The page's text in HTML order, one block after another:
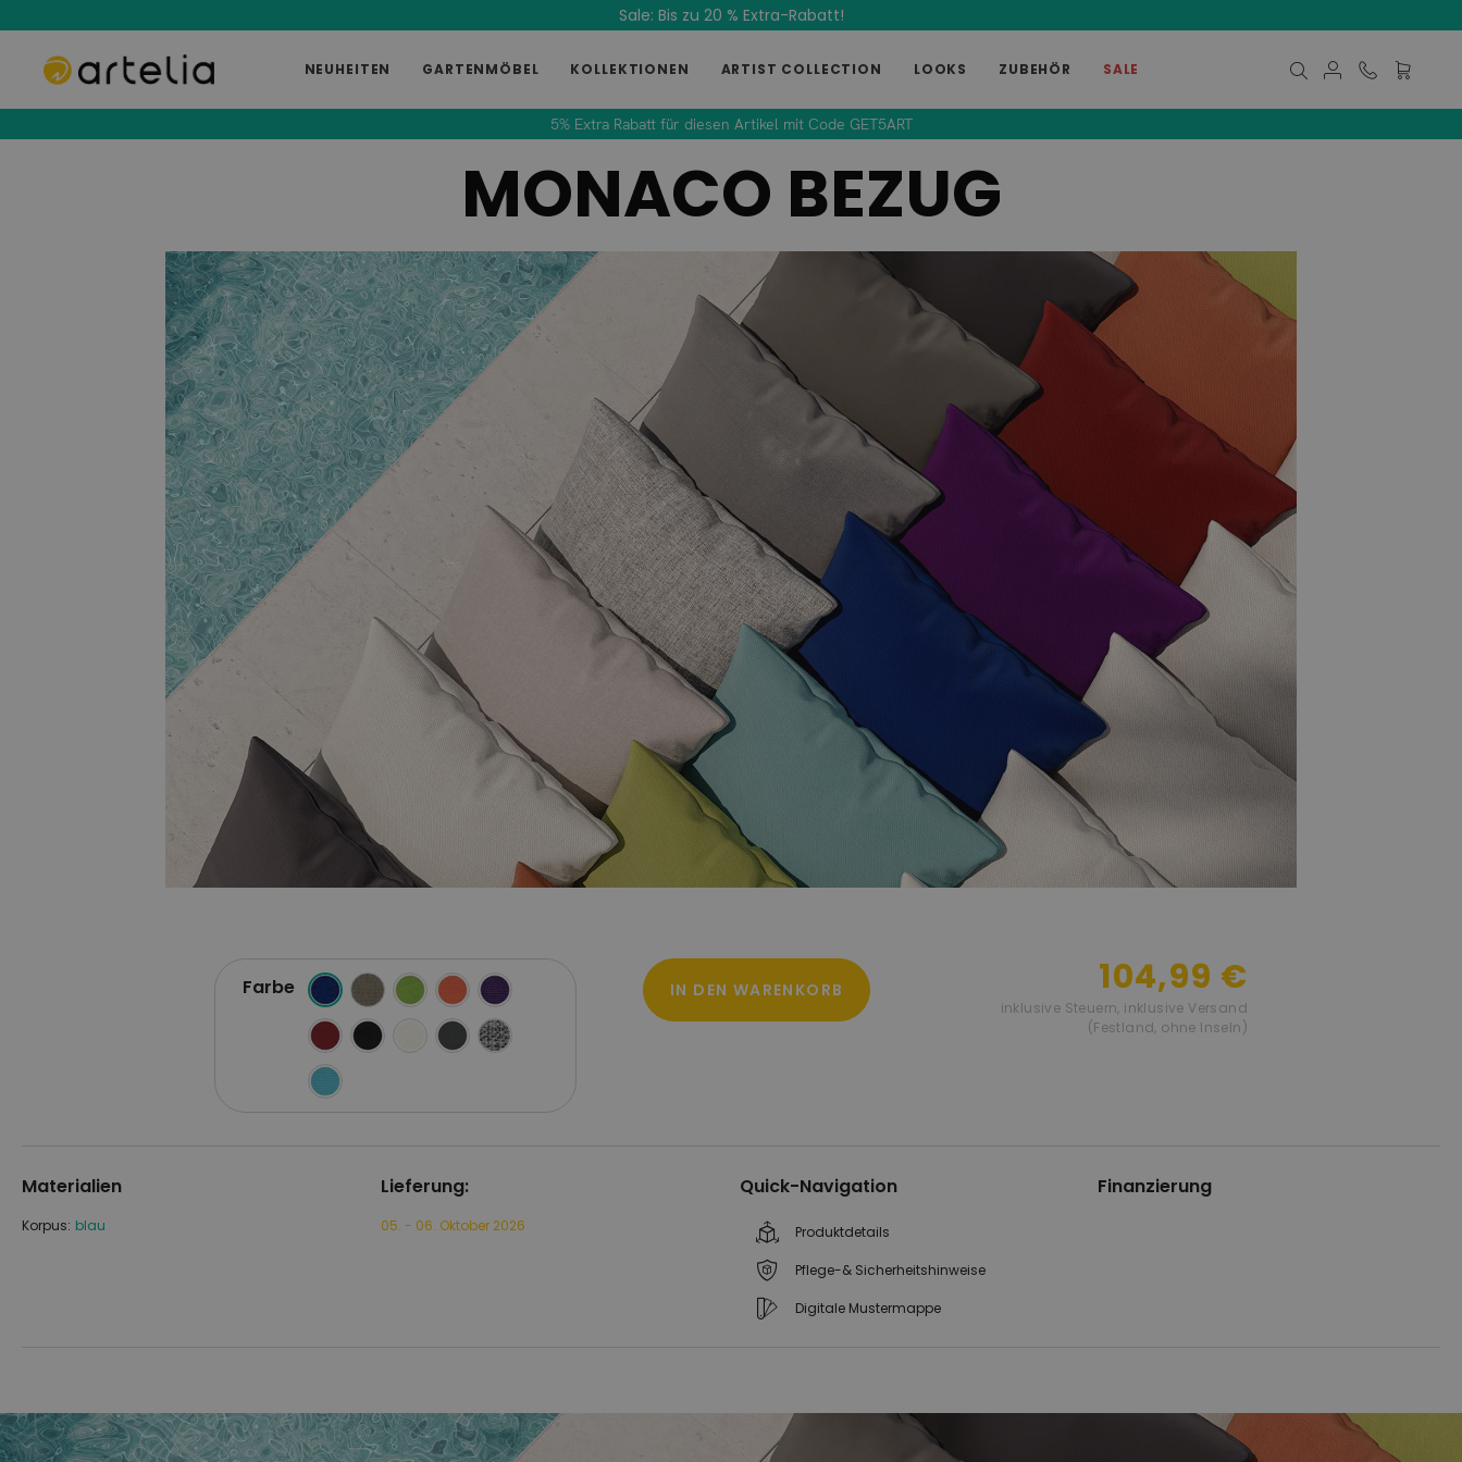
Sale: Bis zu 20 % Extra-Rabatt!
NEUHEITEN GARTENMÖBEL KOLLEKTIONEN ARTIST COLLECTION LOOKS ZUBEHÖR SALE
5% Extra Rabatt für diesen Artikel mit Code GET5ART
MONACO BEZUG
Farbe IN DEN WARENKORB 104,99 €
inklusive Steuern, inklusive Versand
(Festland, ohne Inseln)
Materialien
Korpus: blau
Lieferung:
05. - 06. Oktober 2026
Quick-Navigation
Produktdetails
Pflege-& Sicherheitshinweise
Digitale Mustermappe
Finanzierung
Zum
Ende
Zum
Anfang